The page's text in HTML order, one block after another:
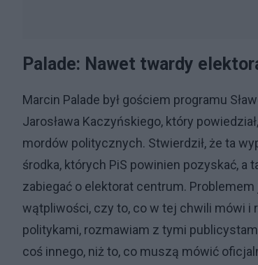
Palade: Nawet twardy
Marcin Palade był gościem programu
Jarosława Kaczyńskiego, który
mordów politycznych. Stwierdził, że ta
środka, których PiS powinien pozyskać, a
zabiegać o elektorat centrum.
wątpliwości, czy to, co w tej chwili mówi i
politykami, rozmawiam z tymi
coś innego, niż to, co muszą mówić